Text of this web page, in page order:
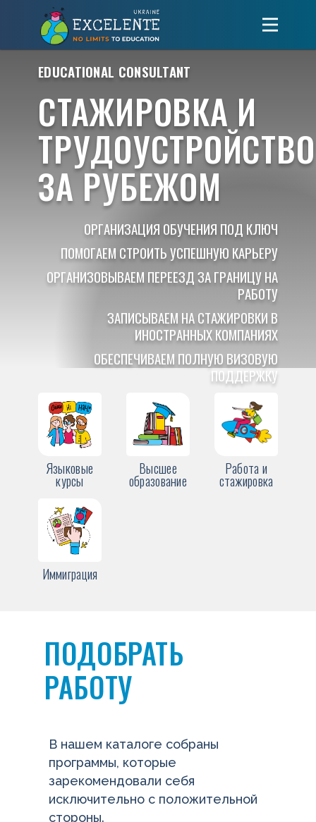
EDUCATIONAL CONSULTANT
СТАЖИРОВКА И
ТРУДОУСТРОЙСТВО
ЗА РУБЕЖОМ
ОРГАНИЗАЦИЯ ОБУЧЕНИЯ ПОД КЛЮЧ
ПОМОГАЕМ СТРОИТЬ УСПЕШНУЮ КАРЬЕРУ
ОРГАНИЗОВЫВАЕМ ПЕРЕЕЗД ЗА ГРАНИЦУ НА
РАБОТУ
ЗАПИСЫВАЕМ НА СТАЖИРОВКИ В
ИНОСТРАННЫХ КОМПАНИЯХ
ОБЕСПЕЧИВАЕМ ПОЛНУЮ ВИЗОВУЮ
ПОДДЕРЖКУ
Языковые
курсы
Высшее
образование
Работа и
стажировка
Иммиграция
ПОДОБРАТЬ
РАБОТУ
В нашем каталоге собраны
программы, которые
зарекомендовали себя
исключительно с положительной
стороны.